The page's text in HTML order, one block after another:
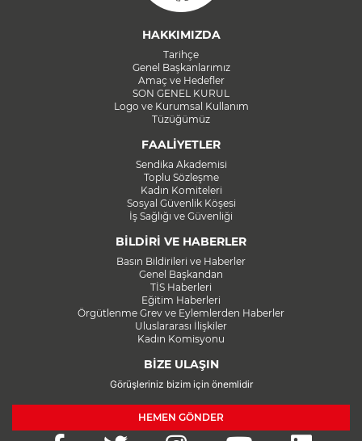
HAKKIMIZDA
Tarihçe
Genel Başkanlarımız
Amaç ve Hedefler
SON GENEL KURUL
Logo ve Kurumsal Kullanım
Tüzüğümüz
FAALİYETLER
Sendika Akademisi
Toplu Sözleşme
Kadın Komiteleri
Sosyal Güvenlik Köşesi
İş Sağlığı ve Güvenliği
BİLDİRİ VE HABERLER
Basın Bildirileri ve Haberler
Genel Başkandan
TİS Haberleri
Eğitim Haberleri
Örgütlenme Grev ve Eylemlerden Haberler
Uluslararası İlişkiler
Kadın Komisyonu
BİZE ULAŞIN
Görüşleriniz bizim için önemlidir
HEMEN GÖNDER